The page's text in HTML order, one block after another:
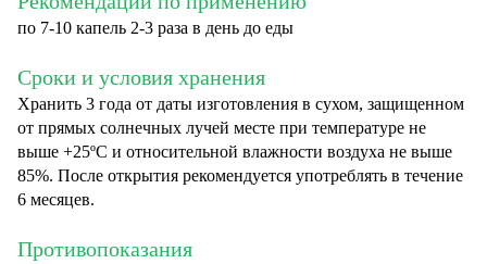
по 7-10 капель 2-3 раза в день до еды
Сроки и условия хранения
Хранить 3 года от даты изготовления в сухом, защищенном
от прямых солнечных лучей месте при температуре не
выше +25ºС и относительной влажности воздуха не выше
85%. После открытия рекомендуется употреблять в течение
6 месяцев.
Противопоказания